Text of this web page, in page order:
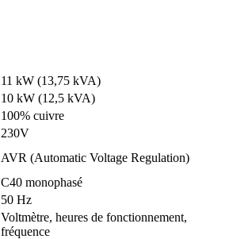
11 kW (13,75 kVA)
10 kW (12,5 kVA)
100% cuivre
230V
AVR (Automatic Voltage Regulation)
C40 monophasé
50 Hz
Voltmètre, heures de fonctionnement,
fréquence